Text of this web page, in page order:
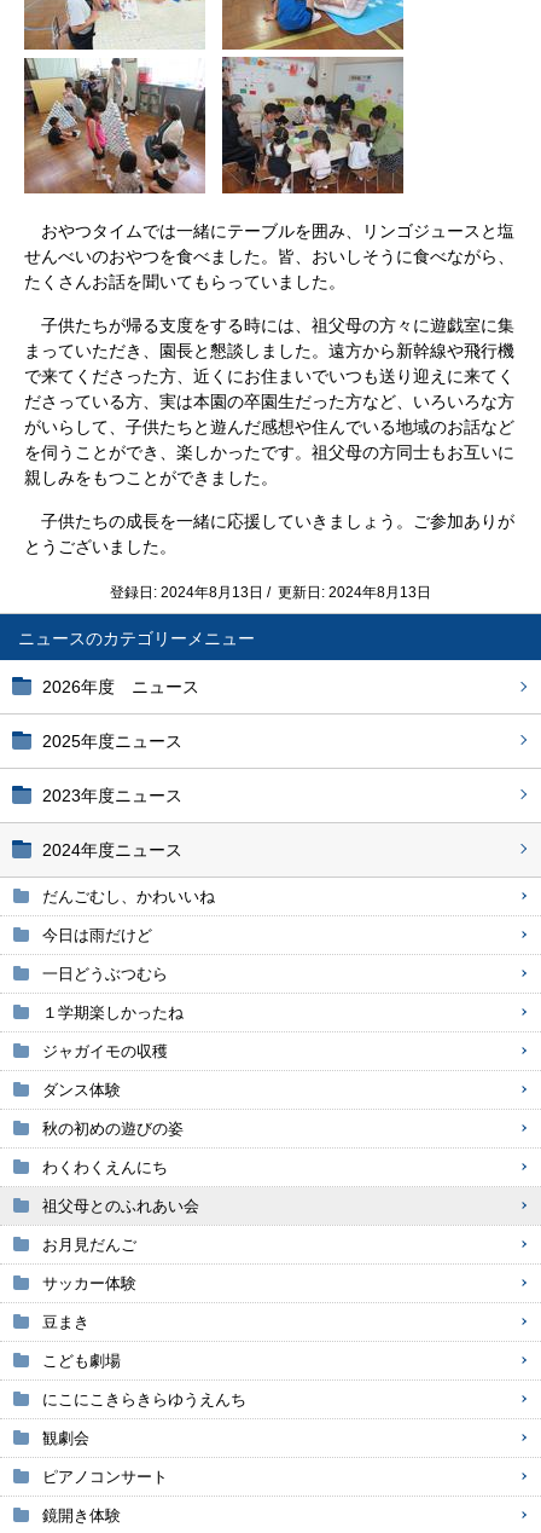
ニュース
2026年度 ニュース
2025年度ニュース
2023年度ニュース
2024年度ニュース
だんごむし、かわいいね
今日は雨だけど
一日どうぶつむら
１学期楽しかったね
ジャガイモの収穫
ダンス体験
秋の初めの遊びの姿
わくわくえんにち
祖父母とのふれあい会
お月見だんご
サッカー体験
豆まき
こども劇場
にこにこきらきらゆうえんち
観劇会
ピアノコンサート
鏡開き体験
おやつタイムでは一緒にテーブルを囲み、リンゴジュースと塩
せんべいのおやつを食べました。皆、おいしそうに食べながら、
たくさんお話を聞いてもらっていました。
子供たちが帰る支度をする時には、祖父母の方々に遊戯室に集
まっていただき、園長と懇談しました。遠方から新幹線や飛行機
で来てくださった方、近くにお住まいでいつも送り迎えに来てく
ださっている方、実は本園の卒園生だった方など、いろいろな方
がいらして、子供たちと遊んだ感想や住んでいる地域のお話など
を伺うことができ、楽しかったです。祖父母の方同士もお互いに
親しみをもつことができました。
子供たちの成長を一緒に応援していきましょう。ご参加ありが
とうございました。
登録日: 2024年8月13日 / 更新日: 2024年8月13日